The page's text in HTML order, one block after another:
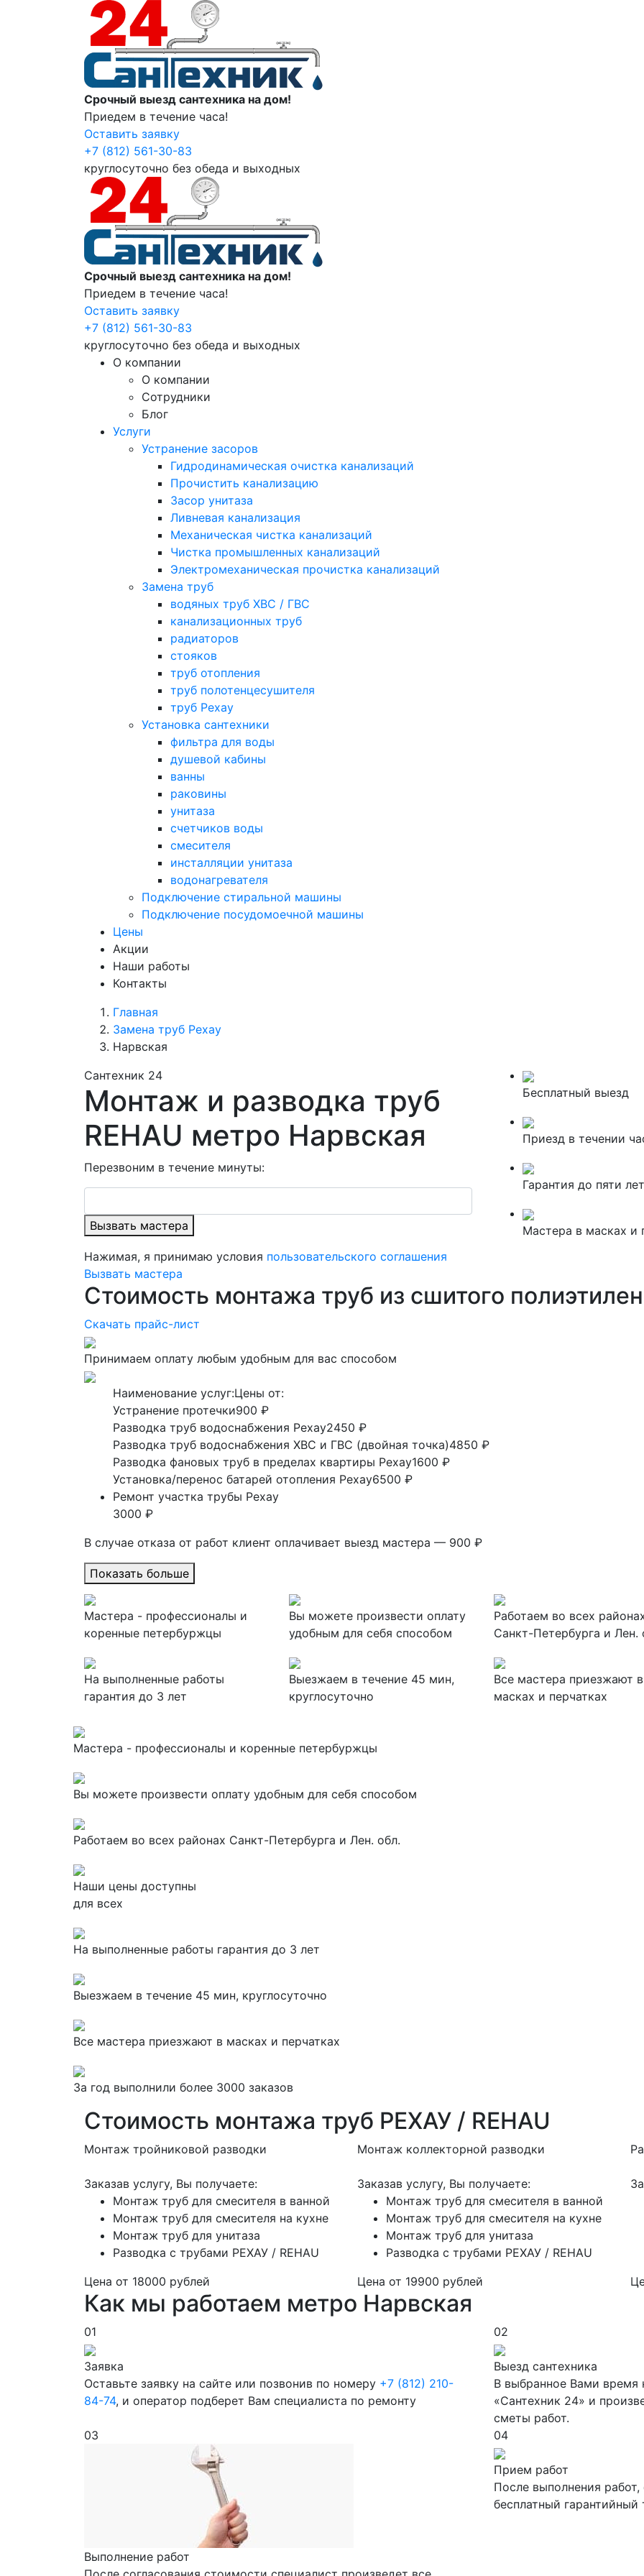
Срочный выезд сантехника на дом!
Приедем в течение часа!
Оставить заявку
+7 (812) 561-30-83
круглосуточно без обеда и выходных
Срочный выезд сантехника на дом!
Приедем в течение часа!
Оставить заявку
+7 (812) 561-30-83
круглосуточно без обеда и выходных
О компании
О компании
Сотрудники
Блог
Услуги
Устранение засоров
Гидродинамическая очистка канализаций
Прочистить канализацию
Засор унитаза
Ливневая канализация
Механическая чистка канализаций
Чистка промышленных канализаций
Электромеханическая прочистка канализаций
Замена труб
водяных труб ХВС / ГВС
канализационных труб
радиаторов
стояков
труб отопления
труб полотенцесушителя
труб Рехау
Установка сантехники
фильтра для воды
душевой кабины
ванны
раковины
унитаза
счетчиков воды
смесителя
инсталляции унитаза
водонагревателя
Подключение стиральной машины
Подключение посудомоечной машины
Цены
Акции
Наши работы
Контакты
Главная
Замена труб Рехау
Нарвская
Сантехник 24
Монтаж и разводка труб
REHAU метро Нарвская
Перезвоним в течение минуты:
Вызвать мастера
Нажимая, я принимаю условия пользовательского соглашения
Вызвать мастера
Бесплатный выезд
Приезд в течении
Гарантия до пяти лет
Мастера в масках и
Стоимость монтажа труб из сшитого
Скачать прайс-лист
Принимаем оплату любым удобным для вас способом
Наименование услуг:Цены от:
Устранение протечки900 ₽
Разводка труб водоснабжения Рехау2450 ₽
Разводка труб водоснабжения ХВС и ГВС (двойная точка)4850 ₽
Разводка фановых труб в пределах квартиры Рехау1600 ₽
Установка/перенос батарей отопления Рехау6500 ₽
Ремонт участка трубы Рехау
3000 ₽
В случае отказа от работ клиент оплачивает выезд мастера — 900 ₽
Показать больше
Мастера - профессионалы и
коренные петербуржцы
Вы можете произвести оплату
удобным для себя способом
Работаем во всех
Санкт-Петербурга и Лен.
На выполненные работы
гарантия до 3 лет
Выезжаем в течение 45 мин,
круглосуточно
Все мастера приезжают в
масках и перчатках
Мастера - профессионалы и коренные петербуржцы
Вы можете произвести оплату удобным для себя способом
Работаем во всех районах Санкт-Петербурга и Лен. обл.
Наши цены доступны
для всех
На выполненные работы гарантия до 3 лет
Выезжаем в течение 45 мин, круглосуточно
Все мастера приезжают в масках и перчатках
За год выполнили более 3000 заказов
Стоимость монтажа труб РЕХАУ / REHAU
Монтаж тройниковой разводки
Заказав услугу, Вы получаете:
Монтаж труб для смесителя в ванной
Монтаж труб для смесителя на кухне
Монтаж труб для унитаза
Разводка с трубами РЕХАУ / REHAU
Цена от 18000 рублей
Монтаж коллекторной разводки
Заказав услугу, Вы получаете:
Монтаж труб для смесителя в ванной
Монтаж труб для смесителя на кухне
Монтаж труб для унитаза
Разводка с трубами РЕХАУ / REHAU
Цена от 19900 рублей
Как мы работаем метро Нарвская
01
Заявка
Оставьте заявку на сайте или позвонив по номеру +7 (812) 210-
84-74, и оператор подберет Вам специалиста по ремонту
02
Выезд сантехника
В выбранное Вами время
«Сантехник 24» и
сметы работ.
03
Выполнение работ
04
Прием работ
После выполнения
бесплатный гарантийный